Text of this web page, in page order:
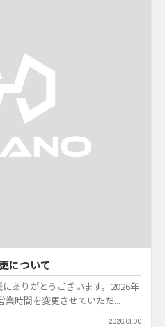
について
ありがとうございます。2026年
業時間を変更させていただ...
2026.01.06